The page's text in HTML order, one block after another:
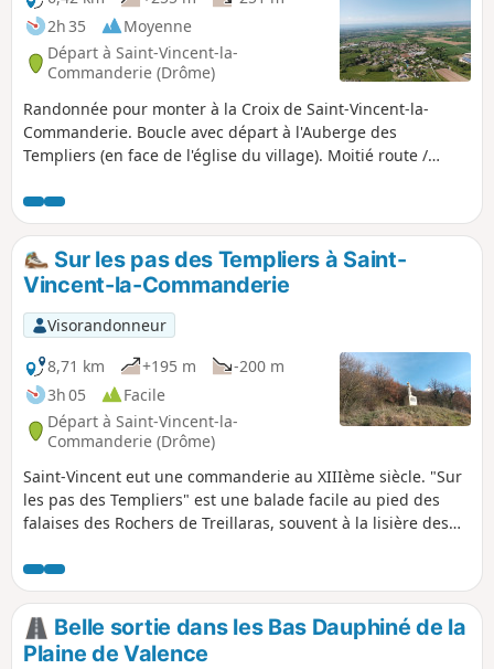
2h 35
Moyenne
Départ à Saint-Vincent-la-
Commanderie (Drôme)
Randonnée pour monter à la Croix de Saint-Vincent-la-
Commanderie. Boucle avec départ à l'Auberge des
Templiers (en face de l'église du village). Moitié route /
Sur les pas des Templiers à Saint-
Vincent-la-Commanderie
Visorandonneur
8,71 km
+195 m
-200 m
3h 05
Facile
Départ à Saint-Vincent-la-
Commanderie (Drôme)
Saint-Vincent eut une commanderie au XIIIème siècle. "Sur
les pas des Templiers" est une balade facile au pied des
falaises des Rochers de Treillaras, souvent à la lisière des
vues sur la plaine.
Belle sortie dans les Bas Dauphiné de la
Plaine de Valence